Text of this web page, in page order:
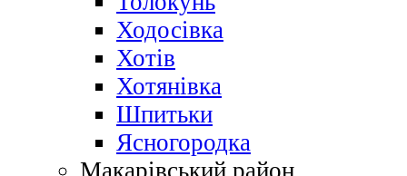
Ходосівка
Хотів
Хотянівка
Шпитьки
Ясногородка